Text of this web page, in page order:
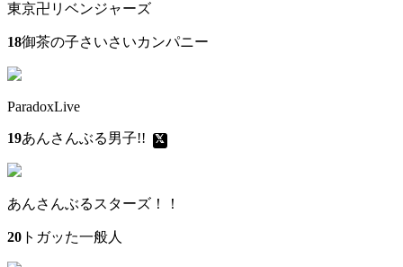
東京卍リベンジャーズ
18御茶の子さいさいカンパニー
ParadoxLive
19あんさんぶる男子!!
あんさんぶるスターズ！！
20 トガッた一般人